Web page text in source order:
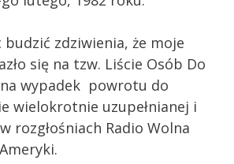
budzić zdziwienia, że moje
się na tzw. Liście Osób Do
wypadek powrotu do
wielokrotnie uzupełnianej i
rozgłośniach Radio Wolna